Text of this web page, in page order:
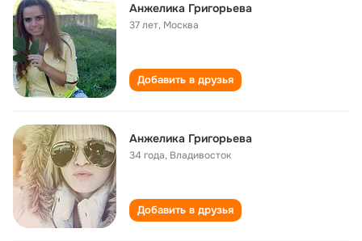
Анжелика Григорьева
37 лет, Москва
Добавить в друзья
Анжелика Григорьева
34 года, Владивосток
Добавить в друзья